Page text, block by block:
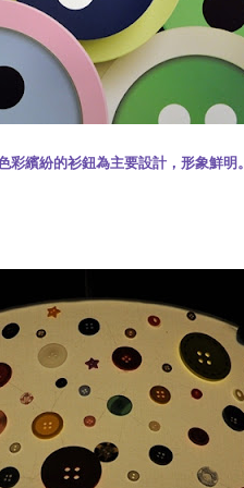
彩繽紛的衫鈕為主要設計，形象鮮明。